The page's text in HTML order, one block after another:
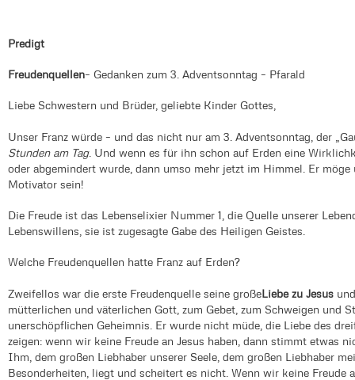
Predigt
Freudenquellen– Gedanken zum 3. Adventsonntag – Pfarald
Liebe Schwestern und Brüder, geliebte Kinder Gottes,
Unser Franz würde – und das nicht nur am 3. Adventsonntag, der
Stunden am Tag. Und wenn es für ihn schon auf Erden eine
oder abgemindert wurde, dann umso mehr jetzt im Himmel. Er
Motivator sein!
Die Freude ist das Lebenselixier Nummer 1, die Quelle unserer
Lebenswillens, sie ist zugesagte Gabe des Heiligen Geistes.
Welche Freudenquellen hatte Franz auf Erden?
Zweifellos war die erste Freudenquelle seine großeLiebe zu Jesus
mütterlichen und väterlichen Gott, zum Gebet, zum Schweigen und
unerschöpflichen Geheimnis. Er wurde nicht müde, die Liebe des
zeigen: wenn wir keine Freude an Jesus haben, dann stimmt etwas
Ihm, dem großen Liebhaber unserer Seele, dem großen Liebhaber
Besonderheiten, liegt und scheitert es nicht. Wenn wir keine Freude